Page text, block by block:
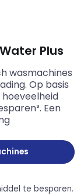
Plus
wasmachines
Op basis
Een
te besparen.